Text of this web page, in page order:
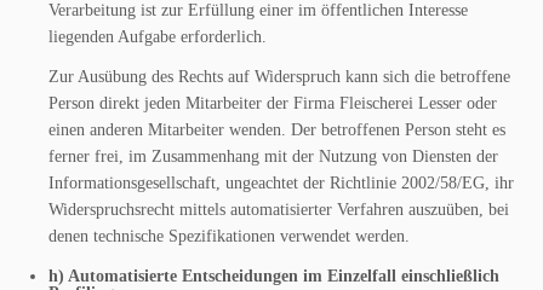
Verarbeitung ist zur Erfüllung einer im öffentlichen Interesse
liegenden Aufgabe erforderlich.
Zur Ausübung des Rechts auf Widerspruch kann sich die betroffene
Person direkt jeden Mitarbeiter der Firma Fleischerei Lesser oder
einen anderen Mitarbeiter wenden. Der betroffenen Person steht es
ferner frei, im Zusammenhang mit der Nutzung von Diensten der
Informationsgesellschaft, ungeachtet der Richtlinie 2002/58/EG, ihr
Widerspruchsrecht mittels automatisierter Verfahren auszuüben, bei
denen technische Spezifikationen verwendet werden.
h) Automatisierte Entscheidungen im Einzelfall einschließlich